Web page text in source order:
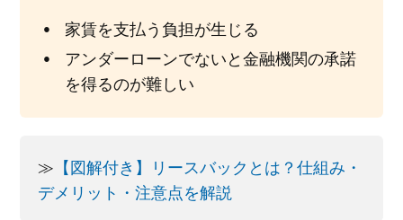
家賃を支払う負担が生じる
アンダーローンでないと金融機関の承諾
を得るのが難しい
≫ 【図解付き】リースバックとは？仕組み・
デメリット・注意点を解説